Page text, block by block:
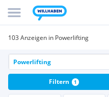
103 Anzeigen in Powerlifting
Filtern 1